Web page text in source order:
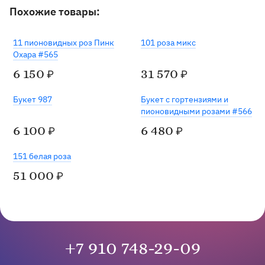
Похожие товары:
11 пионовидных роз Пинк
Охара #565
6 150 ₽
101 роза микс
31 570 ₽
Букет 987
6 100 ₽
Букет с гортензиями и
пионовидными розами #566
6 480 ₽
151 белая роза
51 000 ₽
+7 910 748-29-09